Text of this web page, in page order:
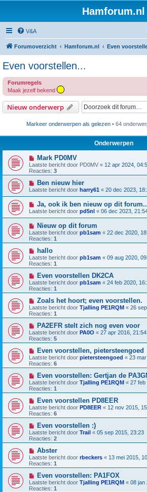
Hamforum.nl
V&A
Forumoverzicht Hamforum.nl Even
Even voorstellen...
Forumregels
Maak jezelf bekend
Nieuw onderwerp
Markeer onderwerpen als gelezen • 64
Onderwerpen
Mark PD0MV
Laatste bericht door PD0MV « 12 apr 2024,
Reacties: 3
Ben nieuw hier
Laatste bericht door harry61 « 20 dec 2023,
Ja, ook ik ben nieuw op dit
Laatste bericht door pd5nl « 06 dec 2023,
Nieuw op dit forum
Laatste bericht door pb1sam « 22 dec 2020,
Reacties: 1
hallo
Laatste bericht door pb1sam « 09 aug 2020,
Reacties: 1
Even voorstellen DK2CA
Laatste bericht door pb1sam « 24 feb 2020,
Reacties: 1
Zoals het hoort; even voorstellen.
Laatste bericht door Tjalling PE1RQM « 26
Reacties: 1
PA2EFR stelt zich nog even voor
Laatste bericht door PA0O « 27 apr 2016, 21:54
Reacties: 5
Even voorstellen, pietersteengoed
Laatste bericht door pietersteengoed « 23
Reacties: 6
Even voorstellen: Gertjan de
Laatste bericht door Tjalling PE1RQM « 27 feb
Reacties: 1
Even voorstellen PD8EER
Laatste bericht door PD8EER « 12 nov 2015,
Reacties: 6
Even voorstellen :)
Laatste bericht door Trail « 05 sep 2015, 23:23
Reacties: 2
Abster
Laatste bericht door rbeckers « 13 mei 2015,
Reacties: 1
Even voorstellen: PA1FOX
Laatste bericht door Tjalling PE1RQM « 08 jan
Reacties: 1